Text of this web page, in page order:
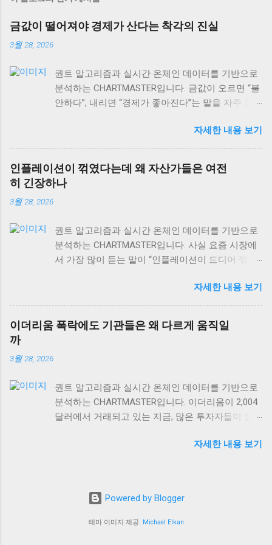
금값이 떨어져야 경제가 산다는 착각의 진실
3월 28, 2026
퀀트 알고리즘과 실시간 온체인 데이터를 기반으로
분석하는 CHARTMASTER입니다. 금값이 오르면 “불
안하다”, 내리면 “경제가 좋아진다”는 말을 자주 듣
재 글로벌 자산시장을 보면, 이런 단순한 공식이 얼
마나 위험한지 알 수 있어요. 실제로는 금값과 경제
성장의 관계가 훨씬 복잡하고, 때로는 정반대로 작
용하기도 합니다. 오늘은 금값 움직임을 제대로 읽
는 법과 상품시장 수급 동향, 그리고 역발상 투자의
$106.40B USD 에 달하는 상황에서, 전통 자산과 디
지털 자산의 상관관계도 함께 살펴볼게요. 금값과
경제성장, 단순한 반비례 관계가 아니다 많은 사람
는 절반만 맞는 이야기예요. 실제로 금은 인플레이
션 헤지 자산이면서 동시에 달러 강세에 민감하게
반응하거든요. 금값이 떨어지는 이유는 경제가 좋아
격화되면서 금값이 급등했죠. 경제가 회복되면서가
아니라, 오히려 통화정책이 완화되면서 말이에요. 현
재 비트코인이 66,505 USD를 기록하고 있는 것도 같
은 맥락입니다. 디지털 자산과 금 모두 통화정책 변
니다. 전자기기, 의료기기, 반도체 산업에서 금 사용
제가 좋을 때 오히려 증가하죠. 그러니까 경제성장
자세한 내용 보기
인플레이션이 꺾였다는데 왜 자산가들은 여전
히 긴장하나
3월 28, 2026
퀀트 알고리즘과 실시간 온체인 데이터를 기반으로
분석하는 CHARTMASTER입니다. 사실 요즘 시장에
서 가장 많이 듣는 말이 “인플레이션이 드디어 꺾였
되면서 많은 개인 투자자들은 안도하고 있는데, 정
작 기관들과 자산가들은 여전히 긴장의 끈을 놓지
않고 있거든요. 왜 그럴까요? 오늘은 숫자 뒤에 숨어
있는 진짜 이야기를 풀어보겠습니다. 미국 PPI 2.6%,
놓치면 안 되는 게 있어요. PPI는 생산자 단계의 물
가 변화를 보여주는 선행지표이긴 하지만, 실제 소
비자에게 전달되는 과정에서는 여러 변수가 작용하
(sticky) 특성을 보이고 있어요. 임금 상승률이 여전
죠. 실제로 미국 임금 상승률은 여전히 연준의 목표
급망의 불안정성이에요. 지정학적 리스크가 계속해
자세한 내용 보기
이더리움 폭락에도 기관들은 왜 다르게 움직일
까
3월 28, 2026
퀀트 알고리즘과 실시간 온체인 데이터를 기반으로
분석하는 CHARTMASTER입니다. 이더리움이 2,004
달러에서 거래되고 있는 지금, 많은 투자자들이 불
의 움직임은 개인투자자와 확연히 다릅니다. 같은
자자 유형별 행동 패턴과, 그 뒤에 숨어있는 전략적
사고를 들여다보겠습니다. 개인투자자 vs 기관투자
자, 같은 차트를 다르게 보는 이유 솔직히 말하면, 개
자세한 내용 보기
Powered by Blogger
테마 이미지 제공: Michael Elkan